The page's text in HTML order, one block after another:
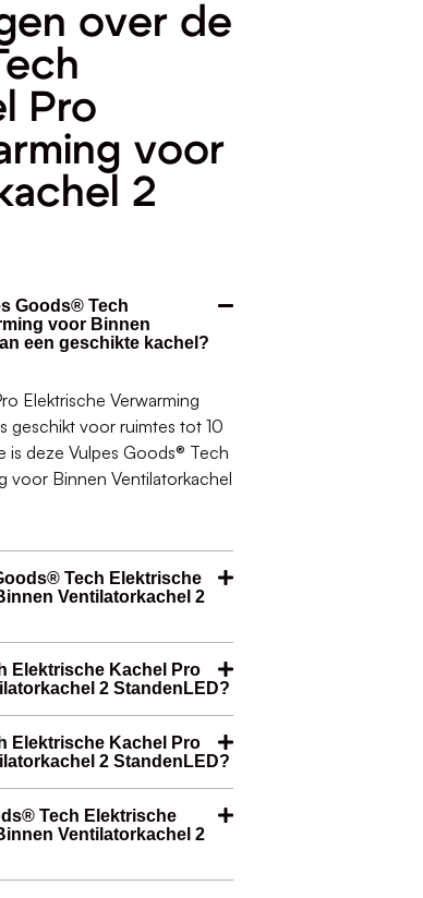
over de
Pro
voor
2
Goods® Tech
voor Binnen
een geschikte kachel?
Elektrische Verwarming
geschikt voor ruimtes tot 10
is deze Vulpes Goods® Tech
voor Binnen Ventilatorkachel
Tech Elektrische
Ventilatorkachel 2
Elektrische Kachel Pro
2 StandenLED?
Elektrische Kachel Pro
2 StandenLED?
Tech Elektrische
Ventilatorkachel 2